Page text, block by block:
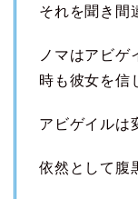
それを聞き間
ノマはアビゲ
時も彼女を信
アビゲイルは
依然として腹